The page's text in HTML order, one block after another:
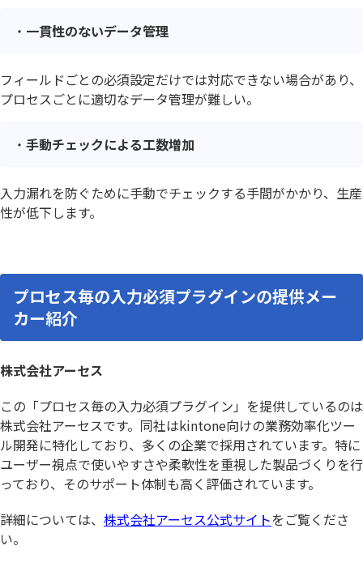
一貫性のないデータ管理
フィールドごとの必須設定だけでは対応できない場合があり、
プロセスごとに適切なデータ管理が難しい。
手動チェックによる工数増加
入力漏れを防ぐために手動でチェックする手間がかかり、生産
性が低下します。
プロセス毎の入力必須プラグインの提供メー
カー紹介
株式会社アーセス
この「プロセス毎の入力必須プラグイン」を提供しているのは
株式会社アーセスです。同社はkintone向けの業務効率化ツー
ル開発に特化しており、多くの企業で採用されています。特に
ユーザー視点で使いやすさや柔軟性を重視した製品づくりを行
っており、そのサポート体制も高く評価されています。
詳細については、 株式会社アーセス公式サイトをご覧くださ
い。